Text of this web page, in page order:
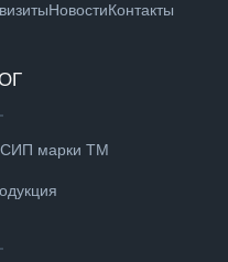
НовостиКонтакты
СИП марки ТМ